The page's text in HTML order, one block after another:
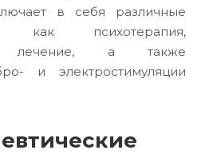
в себя различные
как психотерапия,
лечение, а также
и электростимуляции